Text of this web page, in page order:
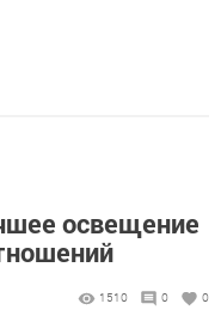
освещение
1510 0 0